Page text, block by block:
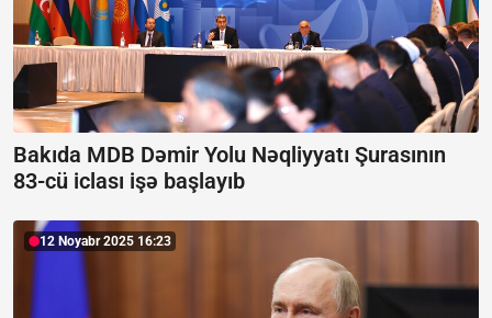
Bakıda MDB Dəmir Yolu Nəqliyyatı Şurasının
83-cü iclası işə başlayıb
12 Noyabr 2025 16:23